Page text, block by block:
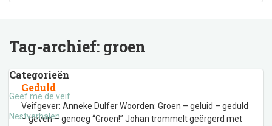
Tag-archief: groen
Categorieën
Geef me de veif
Nestverhalen
Geduld
Veifgever: Anneke Dulfer Woorden: Groen – geluid – geduld
– geven – genoeg “Groen!” Johan trommelt geërgerd met